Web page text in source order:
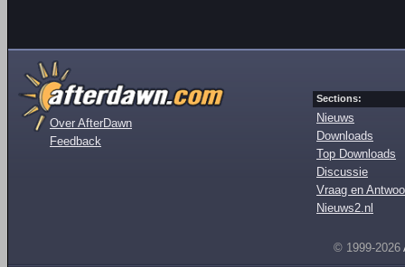
Over AfterDawn
Feedback
Sections:
Nieuws
Downloads
Top Downloads
Discussie
Vraag en
Nieuws2.nl
© 1999-2026